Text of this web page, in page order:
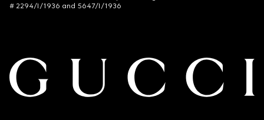
# 2294/I/1936 and 5647/I/1936